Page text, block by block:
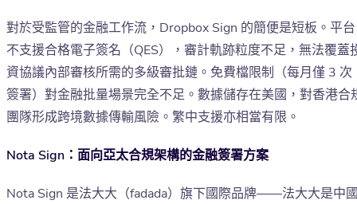
對於受監管的金融工作流，Dropbox Sign 的簡便是短板。平台
不支援合格電子簽名（QES），審計軌跡粒度不足，無法覆蓋
資協議內部審核所需的多級審批鏈。免費檔限制（每月僅 3 次
簽署）對金融批量場景完全不足。數據儲存在美國，對香港合
團隊形成跨境數據傳輸風險。繁中支援亦相當有限。
Nota Sign：面向亞太合規架構的金融簽署方案
Nota Sign 是法大大（fadada）旗下國際品牌——法大大是中